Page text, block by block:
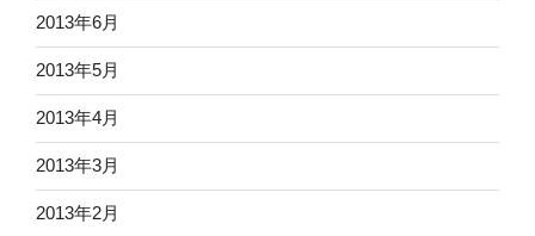
2013年6月
2013年5月
2013年4月
2013年3月
2013年2月